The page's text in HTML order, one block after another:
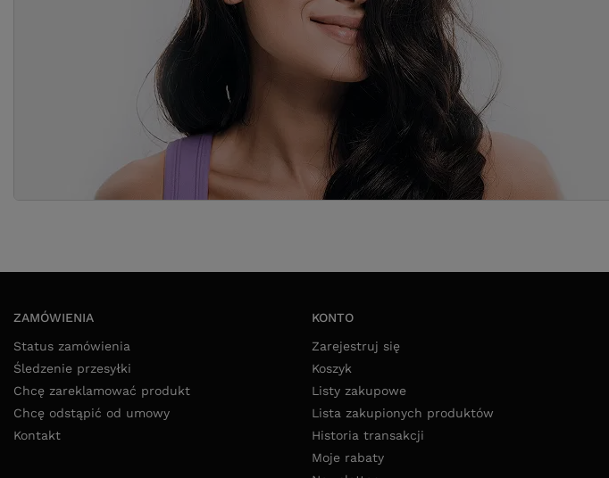
ZAMÓWIENIA
Status zamówienia
Śledzenie przesyłki
Chcę zareklamować produkt
Chcę odstąpić od umowy
Kontakt
KONTO
Zarejestruj się
Koszyk
Listy zakupowe
Lista zakupionych produktów
Historia transakcji
Moje rabaty